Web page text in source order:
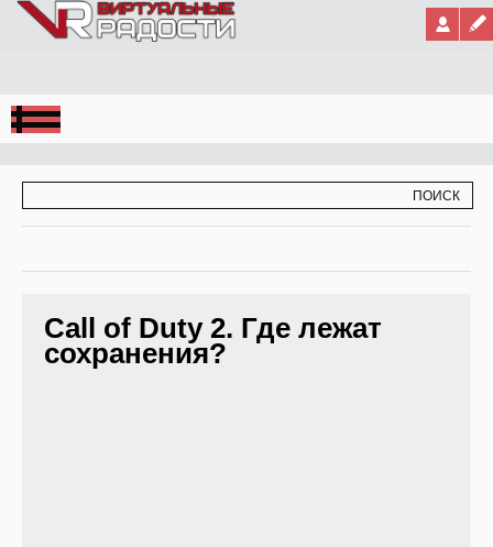
Jump to Navigation
Call of Duty 2. Где лежат
сохранения?